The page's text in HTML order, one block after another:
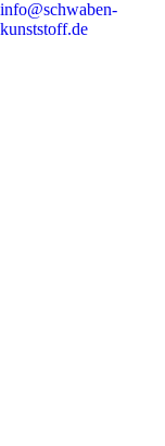
info@schwaben-
kunststoff.de